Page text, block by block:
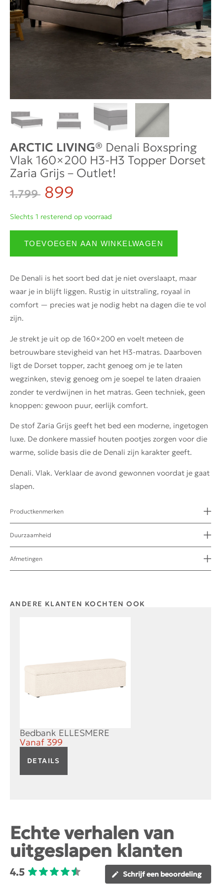
ARCTIC LIVING® Denali Boxspring
Vlak 160×200 H3-H3 Topper Dorset
Zaria Grijs – Outlet!
1.799 899
Slechts 1 resterend op voorraad
TOEVOEGEN AAN WINKELWAGEN
De Denali is het soort bed dat je niet overslaapt, maar
waar je in blijft liggen. Rustig in uitstraling, royaal in
comfort — precies wat je nodig hebt na dagen die te vol
zijn.
Je strekt je uit op de 160×200 en voelt meteen de
betrouwbare stevigheid van het H3-matras. Daarboven
ligt de Dorset topper, zacht genoeg om je te laten
wegzinken, stevig genoeg om je soepel te laten draaien
zonder te verdwijnen in het matras. Geen techniek, geen
knoppen: gewoon puur, eerlijk comfort.
De stof Zaria Grijs geeft het bed een moderne, ingetogen
luxe. De donkere massief houten pootjes zorgen voor die
warme, solide basis die de Denali zijn karakter geeft.
Denali. Vlak. Verklaar de avond gewonnen voordat je gaat
slapen.
Productkenmerken
Duurzaamheid
Afmetingen
ANDERE KLANTEN KOCHTEN OOK
Bedbank ELLESMERE
Vanaf 399
DETAILS
Echte verhalen van
uitgeslapen klanten
4.5 Schrijf een beoordeling